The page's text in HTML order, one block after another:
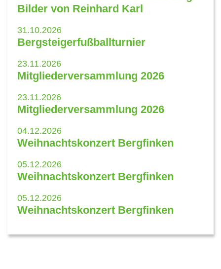
Bilder von Reinhard Karl
31.10.2026
Bergsteigerfußballturnier
23.11.2026
Mitgliederversammlung 2026
23.11.2026
Mitgliederversammlung 2026
04.12.2026
Weihnachtskonzert Bergfinken
05.12.2026
Weihnachtskonzert Bergfinken
05.12.2026
Weihnachtskonzert Bergfinken